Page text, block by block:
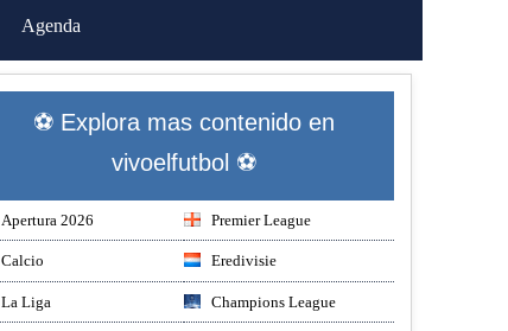
Agenda
⚽ Explora mas contenido en
vivoelfutbol ⚽
Apertura 2026 Premier League
Calcio Eredivisie
La Liga Champions League